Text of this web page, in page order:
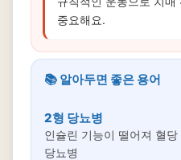
중요해요.
📚 알아두면 좋은 용어
2형 당뇨병
인슐린 기능이 떨어져 혈
당뇨병